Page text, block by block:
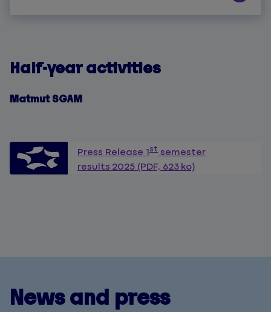
Half-year activities
Matmut SGAM
Press Release 1st semester
results 2025 (PDF, 623 ko)
News and press